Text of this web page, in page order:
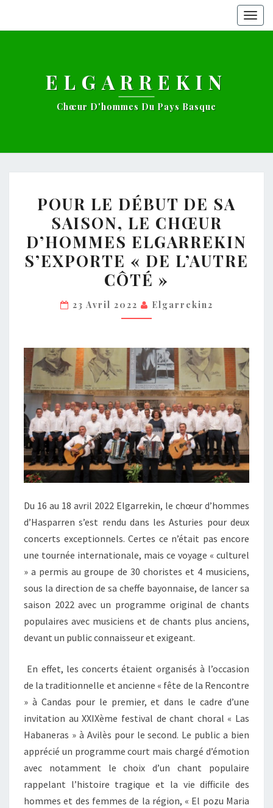
ELGARREKIN
Chœur D'hommes Du Pays Basque
LE
DÉBUT
DE
SA
SAISON,
LE
CHŒUR
D’HOMMES
S’EXPORTE
«
DE
L’AUTRE
CÔTÉ
»
POUR LE DÉBUT DE SA
SAISON, LE CHŒUR
D’HOMMES ELGARREKIN
S’EXPORTE « DE L’AUTRE
CÔTÉ »
23 Avril 2022 Elgarrekin2
Du 16 au 18 avril 2022 Elgarrekin, le chœur d’hommes
d’Hasparren s’est rendu dans les Asturies pour deux
concerts exceptionnels. Certes ce n’était pas encore
une tournée internationale, mais ce voyage « culturel
» a permis au groupe de 30 choristes et 4 musiciens,
sous la direction de sa cheffe bayonnaise, de lancer sa
saison 2022 avec un programme original de chants
populaires avec musiciens et de chants plus anciens,
devant un public connaisseur et exigeant.
En effet, les concerts étaient organisés à l’occasion
de la traditionnelle et ancienne « fête de la Rencontre
» à Candas pour le premier, et dans le cadre d’une
invitation au XXIXème festival de chant choral « Las
Habaneras » à Avilès pour le second. Le public a bien
apprécié un programme court mais chargé d’émotion
avec notamment le choix d’un chant populaire
rappelant l’histoire tragique et la vie difficile des
hommes et des femmes de la région, « El pozu Maria